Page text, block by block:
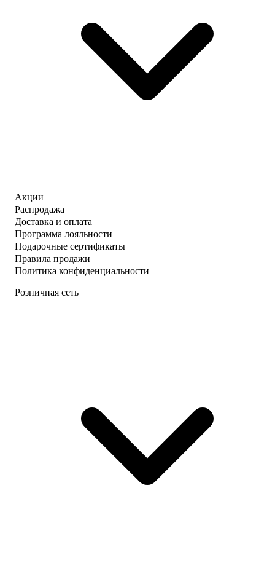
Акции
Распродажа
Доставка и оплата
Программа лояльности
Подарочные сертификаты
Правила продажи
Политика конфиденциальности
Розничная сеть